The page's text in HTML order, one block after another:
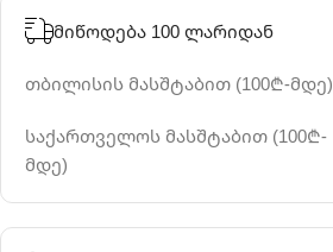
მიწოდება 100 ლარიდან
თბილისის მასშტაბით (100₾-მდე)
საქართველოს მასშტაბით (100₾-
მდე)